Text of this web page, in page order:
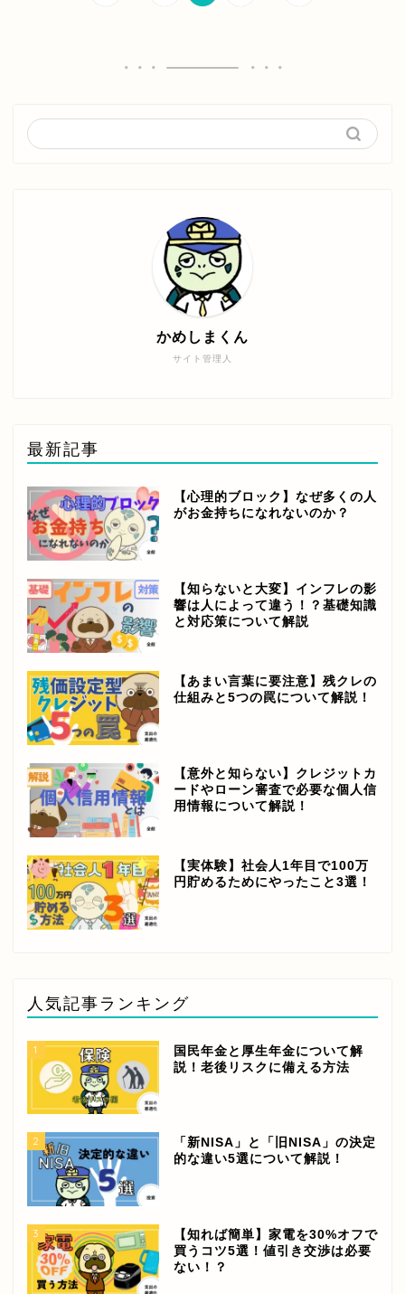
サイト管理人
かめしまくん
最新記事
【心理的ブロック】なぜ多くの人
がお金持ちになれないのか？
【知らないと大変】インフレの影
響は人によって違う！？基礎知識
と対応策について解説
【あまい言葉に要注意】残クレの
仕組みと5つの罠について解説！
【意外と知らない】クレジットカ
ードやローン審査で必要な個人信
用情報について解説！
【実体験】社会人1年目で100万
円貯めるためにやったこと3選！
人気記事ランキング
1
国民年金と厚生年金について解
説！老後リスクに備える方法
2
「新NISA」と「旧NISA」の決定
的な違い5選について解説！
3
【知れば簡単】家電を30%オフで
買うコツ5選！値引き交渉は必要
ない！？